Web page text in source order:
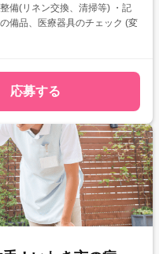
備(リネン交換、清掃等) ・記
品、医療器具のチェック (変
応募する